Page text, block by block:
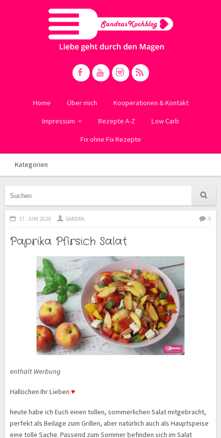
Home Über mich Kooperationen & Kontakt
Impressum Rezepte A-Z Low Carb
Fix ohne Fix Rezepte
Kategorien
17. JUNI 2020 SANDRA 5
Paprika Pfirsich Salat
enthält Werbung
Hallöchen Ihr Lieben ♥
heute habe ich Euch einen tollen, sommerlichen Salat mitgebracht,
perfekt als Beilage zum Grillen, aber natürlich auch als Hauptspeise
eine tolle Sache. Passend zum Sommer befinden sich im Salat